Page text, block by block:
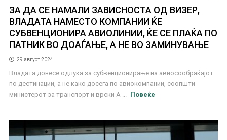
ЗА ДА СЕ НАМАЛИ ЗАВИСНОСТА ОД ВИЗЕР,
ВЛАДАТА НАМЕСТО КОМПАНИИ ЌЕ
СУБВЕНЦИОНИРА АВИОЛИНИИ, ЌЕ СЕ ПЛАЌА ПО
ПАТНИК ВО ДОАЃАЊЕ, А НЕ ВО ЗАМИНУВАЊЕ
29 август 2024
Владата донесе одлука за субвенционирање на авиосообраќајот
по дестинации, а не како досега по авиокомпании, соопшти
министерот за транспорт и врски А ...
Повеќе